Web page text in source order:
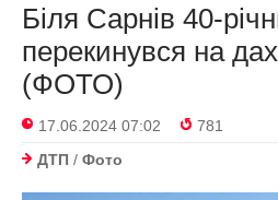
Біля Сарнів 40-
перекинувся на дах
(ФОТО)
17.06.2024 07:02
781
ДТП / Фото